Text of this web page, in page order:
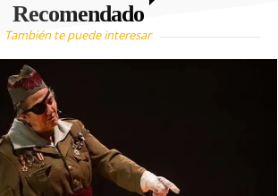
Recomendado
También te puede interesar